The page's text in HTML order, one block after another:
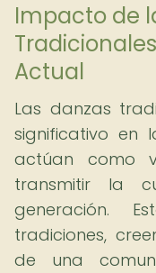
Impacto de
Actual
Las danzas
significativo en
actúan como
transmitir la
generación.
tradiciones,
de una